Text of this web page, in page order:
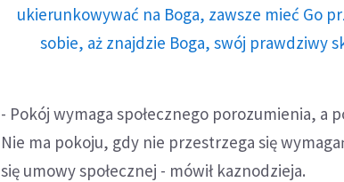
ukierunkowywać na Boga, zawsze mieć Go
sobie, aż znajdzie Boga, swój prawdziwy
- Pokój wymaga społecznego porozumienia, a
Nie ma pokoju, gdy nie przestrzega się
się umowy społecznej - mówił kaznodzieja.